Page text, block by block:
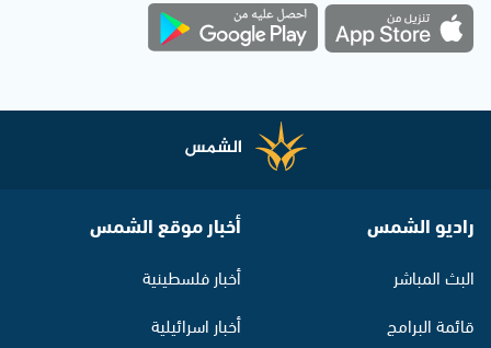
راديو الشمس
البث المباشر
قائمة البرامج
أخبار موقع الشمس
أخبار فلسطينية
أخبار اسرائيلية